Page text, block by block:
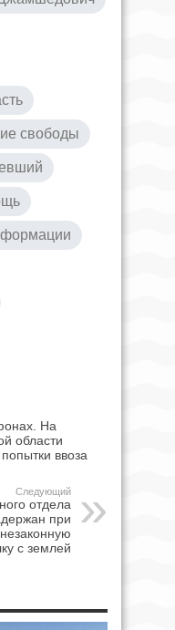
свободы
На
области
ввоза
Следующий
отдела
при
с землей